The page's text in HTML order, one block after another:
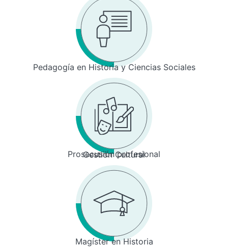
Pedagogía en Historia y Ciencias Sociales
Prosecusión profesional
Gestión Cultural
Magíster en Historia